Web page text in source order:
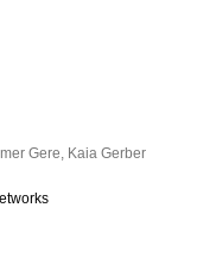
Gere, Kaia Gerber